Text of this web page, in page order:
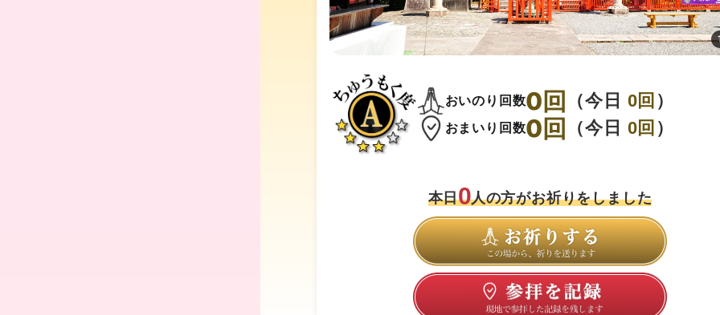
おいのり回数0回 （今日 0回 ）
おまいり回数0回 （今日 0回 ）
本日0人の方がお祈りをしました